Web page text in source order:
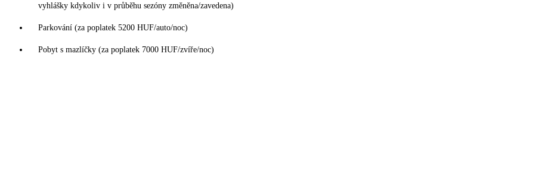
vyhlášky kdykoliv i v průběhu sezóny změněna/zavedena)
Parkování (za poplatek 5200 HUF/auto/noc)
Pobyt s mazlíčky (za poplatek 7000 HUF/zvíře/noc)